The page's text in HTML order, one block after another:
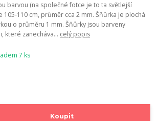
barvou (na společné fotce je to ta světlejší
105-110 cm, průměr cca 2 mm. Šňůrka je plochá
o průměru 1 mm. Šňůrky jsou barveny
které zanecháva... celý popis
7 ks
Koupit